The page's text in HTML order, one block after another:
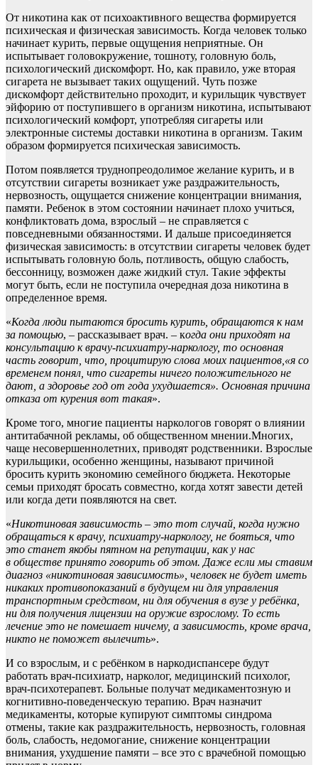
От никотина как от психоактивного вещества формируется
психическая и физическая зависимость. Когда человек только
начинает курить, первые ощущения неприятные. Он
испытывает головокружение, тошноту, головную боль,
психологический дискомфорт. Но, как правило, уже вторая
сигарета не вызывает таких ощущений. Чуть позже
дискомфорт действительно проходит, и курильщик чувствует
эйфорию от поступившего в организм никотина, испытывают
психологический комфорт, употребляя сигареты или
электронные системы доставки никотина в организм. Таким
образом формируется психическая зависимость.
Потом появляется труднопреодолимое желание курить, и в
отсутствии сигареты возникает уже раздражительность,
нервозность, ощущается снижение концентрации внимания,
памяти. Ребенок в этом состоянии начинает плохо учиться,
конфликтовать дома, взрослый – не справляется с
повседневными обязанностями. И дальше присоединяется
физическая зависимость: в отсутствии сигареты человек будет
испытывать головную боль, потливость, общую слабость,
бессонницу, возможен даже жидкий стул. Такие эффекты
могут быть, если не поступила очередная доза никотина в
определенное время.
«Когда люди пытаются бросить курить, обращаются к нам
за помощью, – рассказывает врач. – когда они приходят на
консультацию к врачу-психиатру-наркологу, то основная
часть говорит, что, процитирую слова моих пациентов ,«я со
временем понял, что сигареты ничего положительного не
дают, а здоровье год от года ухудшается». Основная причина
отказа от курения вот такая».
Кроме того, многие пациенты наркологов говорят о влиянии
антитабачной рекламы, об общественном мнении.Многих,
чаще несовершеннолетних, приводят родственники. Взрослые
курильщики, особенно женщины, называют причиной
бросить курить экономию семейного бюджета. Некоторые
семьи приходят бросать совместно, когда хотят завести детей
или когда дети появляются на свет.
«Никотиновая зависимость – это тот случай, когда нужно
обращаться к врачу, психиатру-наркологу, не бояться, что
это станет якобы пятном на репутации, как у нас
в обществе принято говорить об этом. Даже если мы ставим
диагноз «никотиновая зависимость», человек не будет иметь
никаких противопоказаний в будущем ни для управления
транспортным средством, ни для обучения в вузе у ребёнка,
ни для получения лицензии на оружие взрослому. То есть
лечение это не помешает ничему, а зависимость, кроме врача,
никто не поможет вылечить».
И со взрослым, и с ребёнком в наркодиспансере будут
работать врач-психиатр, нарколог, медицинский психолог,
врач-психотерапевт. Больные получат медикаментозную и
когнитивно-поведенческую терапию. Врач назначит
медикаменты, которые купируют симптомы синдрома
отмены, такие как раздражительность, нервозность, головная
боль, слабость, недомогание, снижение концентрации
внимания, ухудшение памяти – все это с врачебной помощью